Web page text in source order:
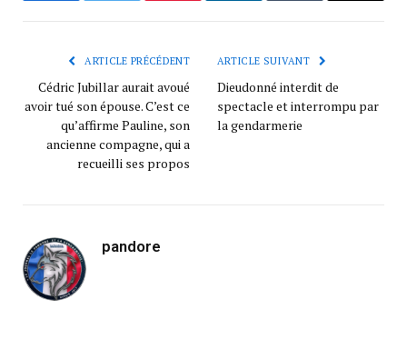
ARTICLE PRÉCÉDENT
Cédric Jubillar aurait avoué
avoir tué son épouse. C’est ce
qu’affirme Pauline, son
ancienne compagne, qui a
recueilli ses propos
ARTICLE SUIVANT
Dieudonné interdit de
spectacle et interrompu par
la gendarmerie
pandore